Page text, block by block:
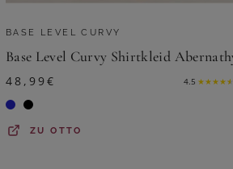
BASE LEVEL CURVY
48,99€ 4.5 ★★★★★
ZUOTTO